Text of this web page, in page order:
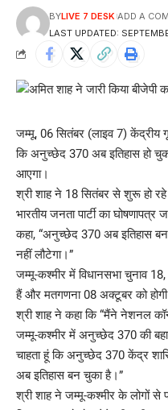
LAST UPDATED:
BYLIVE 7 DESK ADD A
जम्मू, 06 सितंबर (लाइव 7) केंद्रीय
कि अनुच्छेद 370 अब इतिहास हो
आएगा।
श्री शाह ने 18 सितंबर से शुरू हो
भारतीय जनता पार्टी का
कहा, “अनुच्छेद 370 अब इतिहास
नहीं लौटेगा।”
जम्मू-कश्मीर में विधानसभा चुनाव
हैं और मतगणना 08 अक्टूबर को
श्री शाह ने कहा कि “मैंने नेशनल
जम्मू-कश्मीर में अनुच्छेद 370 की
चाहता हूं कि अनुच्छेद 370 केंद्र
अब इतिहास बन चुका है।”
श्री शाह ने जम्मू-कश्मीर के लोगों से